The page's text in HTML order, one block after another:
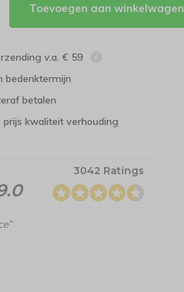
Toevoegen aan winkelwagen
v.a. € 59
bedenktermijn
betalen
prijs kwaliteit verhouding
3042 Ratings